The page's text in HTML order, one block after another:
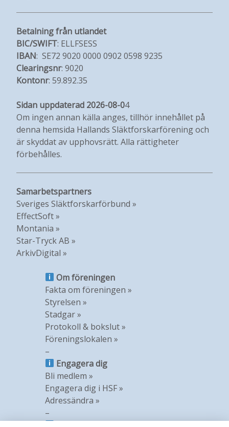
Betalning från utlandet
BIC/SWIFT: ELLFSESS
IBAN: SE72 9020 0000 0902 0598 9235
Clearingsnr: 9020
Kontonr: 59.892.35
Sidan uppdaterad 2026-08-04
Om ingen annan källa anges, tillhör innehållet på
denna hemsida Hallands Släktforskarförening och
är skyddat av upphovsrätt. Alla rättigheter
förbehålles.
Samarbetspartners
Sveriges Släktforskarförbund »
EffectSoft »
Montania »
Star-Tryck AB »
ArkivDigital »
Om föreningen
Fakta om föreningen »
Styrelsen »
Stadgar »
Protokoll & bokslut »
Föreningslokalen »
–
Engagera dig
Bli medlem »
Engagera dig i HSF »
Adressändra »
–